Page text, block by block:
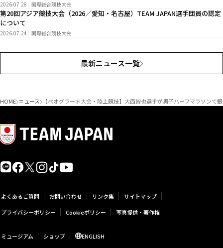
2026.07.28 国際総合競技大会
第20回アジア競技大会（2026／愛知・名古屋）TEAM JAPAN選手団員の認定
について
2026.07.24 国際総合競技大会
最新ニュース一覧
HOME ニュース 【ベオグラード大会・陸上競技】大西智也選手が男子ハーフマラソンで
よくあるご質問 お問い合わせ リンク集
サイトマップ
プライバシーポリシー
Cookieポリシー 写真提供・著作権
ミュージアム ショップ ENGLISH